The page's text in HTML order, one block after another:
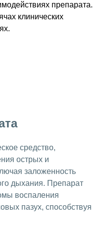
препарата.
клинических
средство,
острых и
заложенность
дыхания. Препарат
воспаления
пазух, способствуя